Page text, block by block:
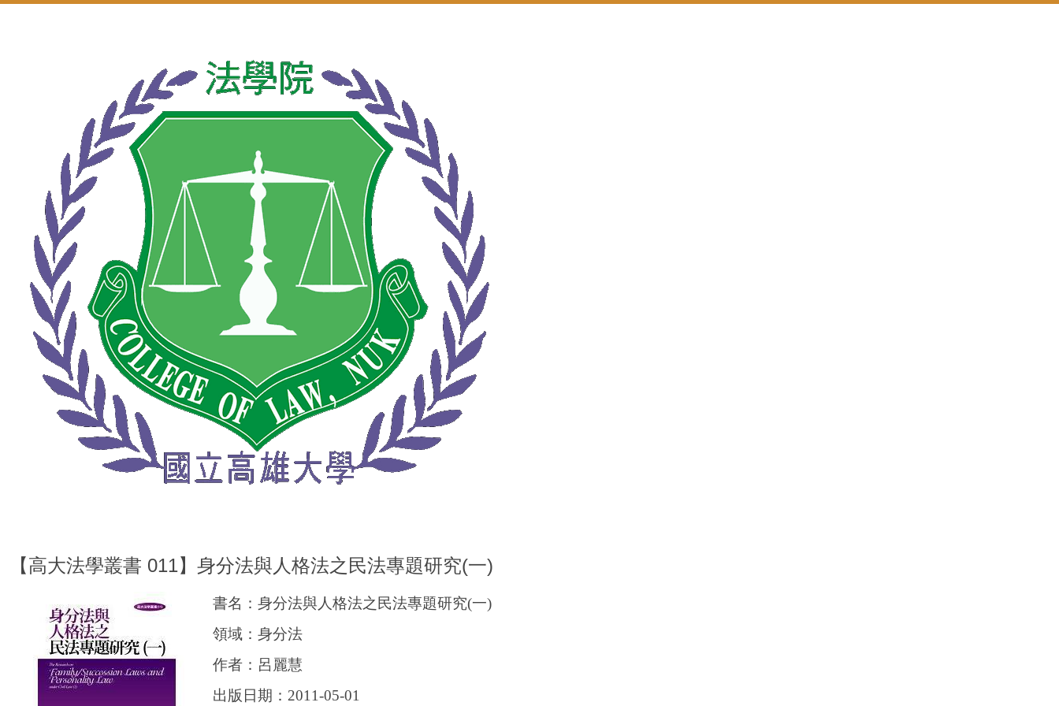
【高大法學叢書 011】身分法與人格法之民法專題研究(一)
書名：身分法與人格法之民法專題研究(一)
領域：身分法
作者：呂麗慧
出版日期：2011-05-01